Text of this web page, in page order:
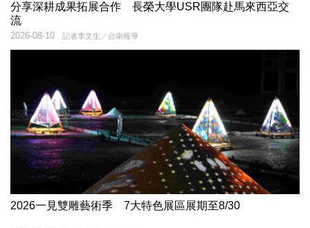
分享深耕成果拓展合作 長榮大學USR團隊赴馬來西亞交
流
記者李文生／台南報導
2026-08-10
2026一見雙雕藝術季 7大特色展區展期至8/30